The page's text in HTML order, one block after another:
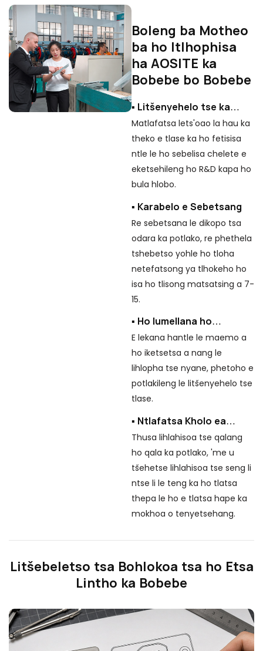
Boleng ba Motheo
ba ho Itlhophisa
ha AOSITE ka
Bobebe bo Bobebe
▪ Litšenyehelo tse ka
laoloang
Matlafatsa lets'oao la hau ka
theko e tlase ka ho fetisisa
ntle le ho sebelisa chelete e
eketsehileng ho R&D kapa ho
bula hlobo.
▪ Karabelo e Sebetsang
Re sebetsana le dikopo tsa
odara ka potlako, re phethela
tshebetso yohle ho tloha
netefatsong ya tlhokeho ho
isa ho tlisong matsatsing a 7-
15.
▪ Ho lumellana ho
pharaletseng
E lekana hantle le maemo a
ho iketsetsa a nang le
lihlopha tse nyane, phetoho e
potlakileng le litšenyehelo tse
tlase.
▪ Ntlafatsa Kholo ea
Khoebo
Thusa lihlahisoa tse qalang
ho qala ka potlako, 'me u
tšehetse lihlahisoa tse seng li
ntse li le teng ka ho tlatsa
thepa le ho e tlatsa hape ka
mokhoa o tenyetsehang.
Litšebeletso tsa Bohlokoa tsa ho Etsa
Lintho ka Bobebe